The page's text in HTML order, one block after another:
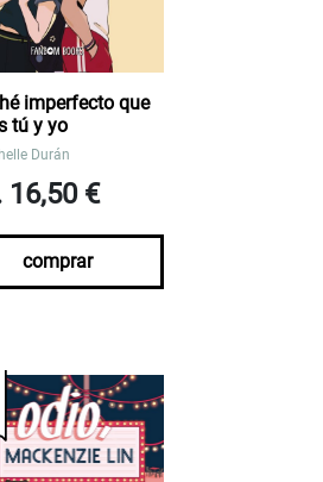
imperfecto que
tú y yo
Durán
16,50 €
comprar